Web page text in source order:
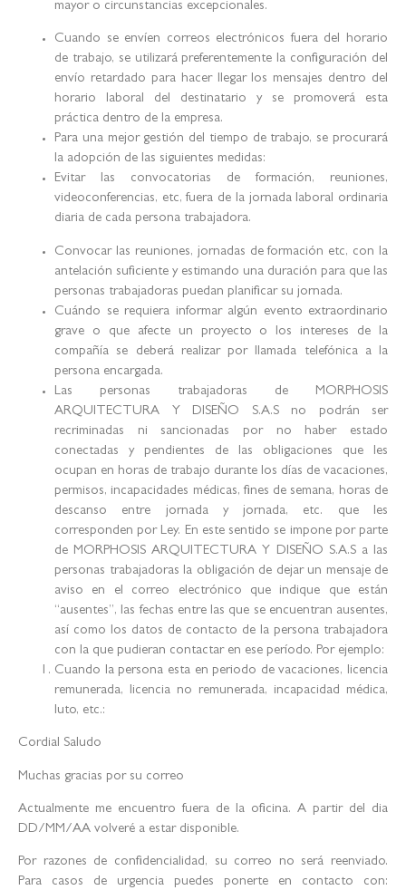
mayor o circunstancias excepcionales.
Cuando se envíen correos electrónicos fuera del horario
de trabajo, se utilizará preferentemente la configuración del
envío retardado para hacer llegar los mensajes dentro del
horario laboral del destinatario y se promoverá esta
práctica dentro de la empresa.
Para una mejor gestión del tiempo de trabajo, se procurará
la adopción de las siguientes medidas:
Evitar las convocatorias de formación, reuniones,
videoconferencias, etc, fuera de la jornada laboral ordinaria
diaria de cada persona trabajadora.
Convocar las reuniones, jornadas de formación etc, con la
antelación suficiente y estimando una duración para que las
personas trabajadoras puedan planificar su jornada.
Cuándo se requiera informar algún evento extraordinario
grave o que afecte un proyecto o los intereses de la
compañía se deberá realizar por llamada telefónica a la
persona encargada.
Las personas trabajadoras de MORPHOSIS
ARQUITECTURA Y DISEÑO S.A.S no podrán ser
recriminadas ni sancionadas por no haber estado
conectadas y pendientes de las obligaciones que les
ocupan en horas de trabajo durante los días de vacaciones,
permisos, incapacidades médicas, fines de semana, horas de
descanso entre jornada y jornada, etc. que les
corresponden por Ley. En este sentido se impone por parte
de MORPHOSIS ARQUITECTURA Y DISEÑO S.A.S a las
personas trabajadoras la obligación de dejar un mensaje de
aviso en el correo electrónico que indique que están
“ausentes”, las fechas entre las que se encuentran ausentes,
así como los datos de contacto de la persona trabajadora
con la que pudieran contactar en ese período. Por ejemplo:
Cuando la persona esta en periodo de vacaciones, licencia
remunerada, licencia no remunerada, incapacidad médica,
luto, etc.:
Cordial Saludo
Muchas gracias por su correo
Actualmente me encuentro fuera de la oficina. A partir del dia
DD/MM/AA volveré a estar disponible.
Por razones de confidencialidad, su correo no será reenviado.
Para casos de urgencia puedes ponerte en contacto con: